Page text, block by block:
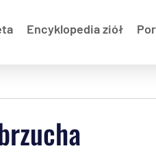
Encyklopedia ziół